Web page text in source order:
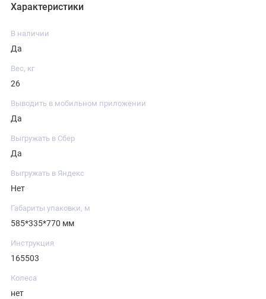
Характеристики
В наличии
Да
Вес, кг
26
Выводить в мобильном приложении
Да
Выгружать в Сбер
Да
Выгружать в Яндекс
Нет
Габариты упаковки, м
585*335*770 мм
Инструкция
165503
Колеса
нет